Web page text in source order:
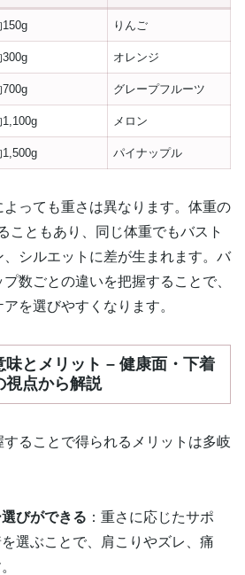
150g りんご
300g オレンジ
700g グレープフルーツ
1,100g メロン
1,500g パイナップル
っても重さは異なります。体重の
こともあり、同じ体重でもバスト
シルエットに差が生まれます。バ
数ごとの違いを把握することで、
を選びやすくなります。
味とメリット – 健康面・下着
視点から解説
ることで得られるメリットは多岐
びができる ：重さに応じたサポ
選ぶことで、肩こりやズレ、痛